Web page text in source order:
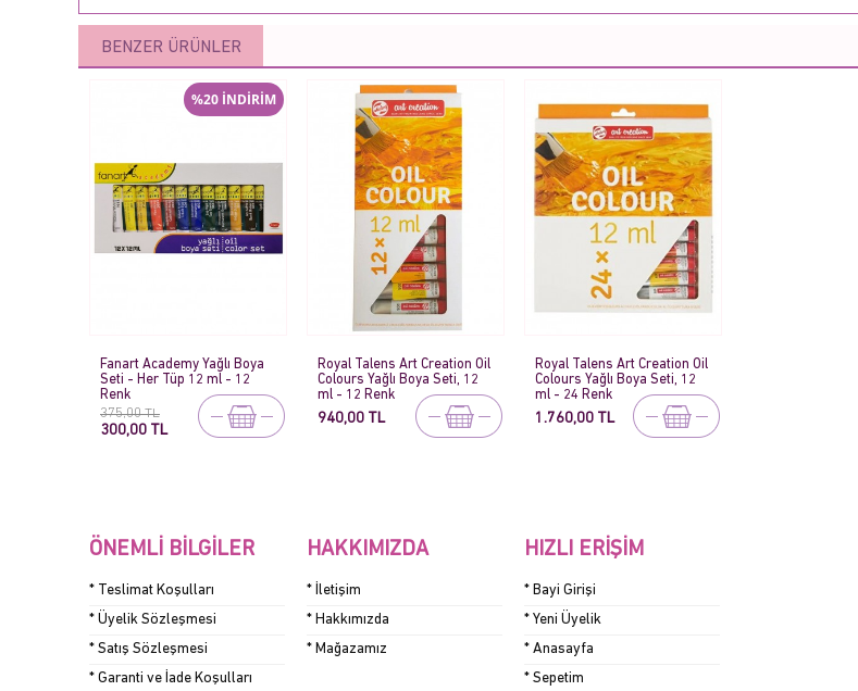
BENZER ÜRÜNLER
%20 İNDİRİM
Fanart Academy Yağlı Boya
Seti - Her Tüp 12 ml - 12
Renk
375,00 TL
300,00 TL
Royal Talens Art Creation Oil
Colours Yağlı Boya Seti, 12
ml - 12 Renk
940,00 TL
Royal Talens Art Creation Oil
Colours Yağlı Boya Seti, 12
ml - 24 Renk
1.760,00 TL
ÖNEMLI BILGILER
* Teslimat Koşulları
* Üyelik Sözleşmesi
* Satış Sözleşmesi
* Garanti ve İade Koşulları
HAKKIMIZDA
* İletişim
* Hakkımızda
* Mağazamız
HIZLI ERIŞIM
* Bayi Girişi
* Yeni Üyelik
* Anasayfa
* Sepetim